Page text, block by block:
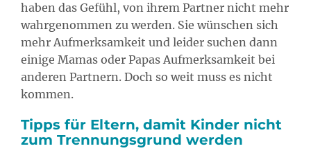
haben das Gefühl, von ihrem Partner nicht mehr
wahrgenommen zu werden. Sie wünschen sich
mehr Aufmerksamkeit und leider suchen dann
einige Mamas oder Papas Aufmerksamkeit bei
anderen Partnern. Doch so weit muss es nicht
kommen.
Tipps für Eltern, damit Kinder nicht
zum Trennungsgrund werden